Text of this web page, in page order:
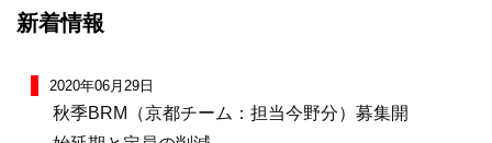
新着情報
2020年06月29日
秋季BRM（京都チーム：担当今野分）募集開